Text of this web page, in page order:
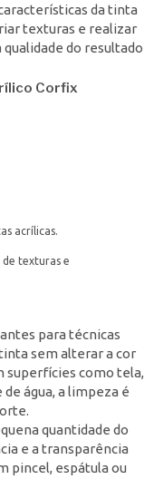
da tinta
texturas e realizar
do resultado
Corfix
acrílicas.
de texturas e
para técnicas
sem alterar a cor
superfícies como tela,
água, a limpeza é
quantidade do
e a transparência
pincel, espátula ou